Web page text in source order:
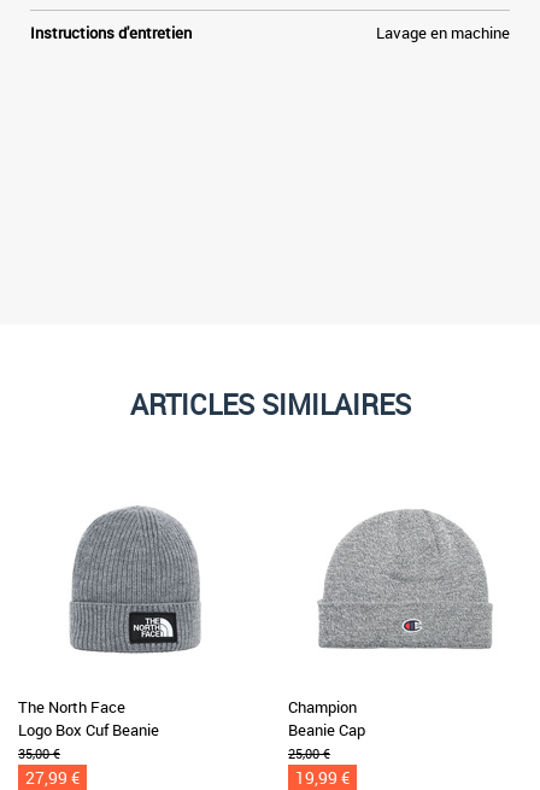
Instructions d'entretien Lavage en machine
ARTICLES SIMILAIRES
The North Face
Logo Box Cuf Beanie
35,00 €
27,99 €
Champion
Beanie Cap
25,00 €
19,99 €